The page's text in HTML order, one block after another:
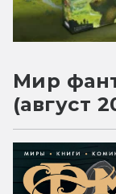
Мир
(август